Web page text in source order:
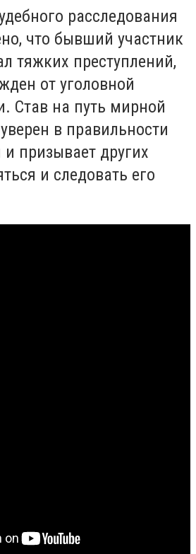
расследования
что бывший участник
тяжких преступлений,
от уголовной
Став на путь мирной
в правильности
призывает других
и следовать его